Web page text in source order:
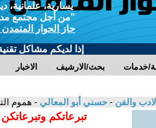
يسارية، علمانية،
"من أجل مجتمع
حاز الحوار
إذا لديكم مشاكل
الاخبار بحث/الارشيف خدمات
الادب والفن - حسني أبو المعالي - هموم
تبرعاتكم